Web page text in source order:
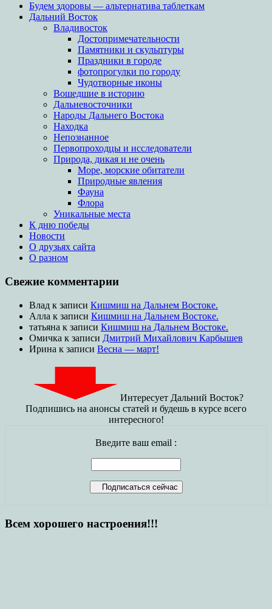
Будем здоровы — альтернатива таблеткам
Дальний Восток
Владивосток
Достопримечательности
Памятники и скульптуры
Праздники в городе
фотопрогулки по городу
Чудотворные иконы
Вошедшие в историю
Дальневосточники
Народы Дальнего Востока
Находка
Непознанное
Первопроходцы и исследователи
Природа, дикая и не очень
Море, морские обитатели
Природные явления
Фауна
Флора
Уникальные места
К дню победы
Новости
О друзьях сайта
О разном
Свежие комментарии
Влад к записи Кишмиш на Дальнем Востоке.
Алла к записи Кишмиш на Дальнем Востоке.
татьяна к записи Кишмиш на Дальнем Востоке.
Омичка к записи Дмитрий Михайлович Карбышев
Ирина к записи Весна — март!
Интересует Дальний Восток?
Подпишись на анонсы статей и будешь в курсе всего
интересного!
Введите ваш email :
Всем хорошего настроения!!!